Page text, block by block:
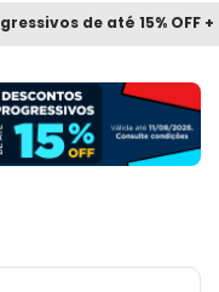
de até 15% OFF